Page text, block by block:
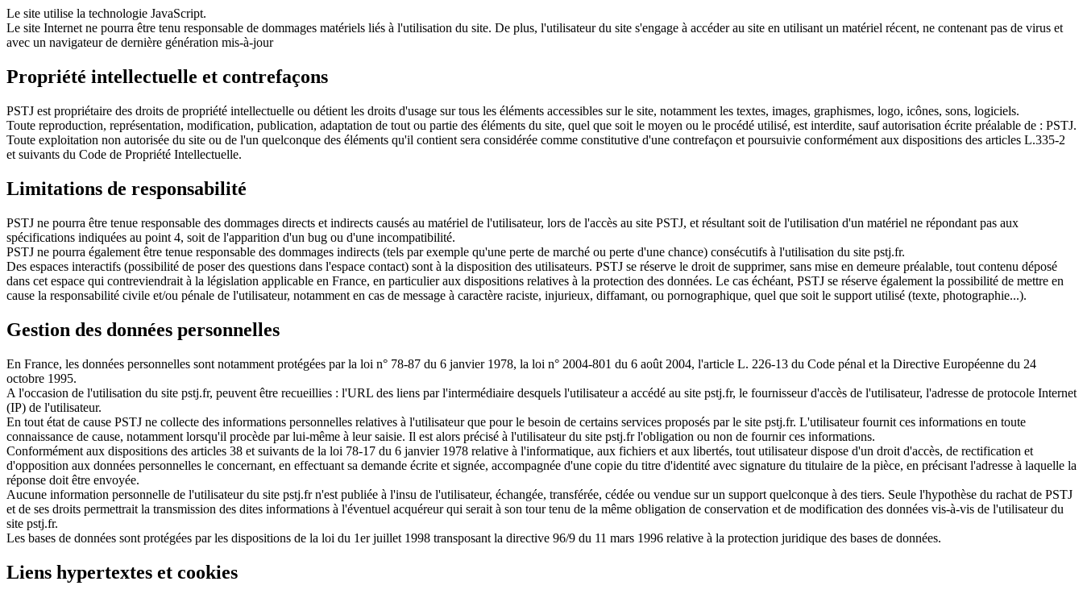
Le site utilise la technologie JavaScript.
Le site Internet ne pourra être tenu responsable de dommages matériels liés à l'utilisation du site. De plus, l'utilisateur du site s'engage à accéder au site en utilisant un matériel récent, ne contenant pas de virus et
avec un navigateur de dernière génération mis-à-jour
Propriété intellectuelle et contrefaçons
PSTJ est propriétaire des droits de propriété intellectuelle ou détient les droits d'usage sur tous les éléments accessibles sur le site, notamment les textes, images, graphismes, logo, icônes, sons, logiciels.
Toute reproduction, représentation, modification, publication, adaptation de tout ou partie des éléments du site, quel que soit le moyen ou le procédé utilisé, est interdite, sauf autorisation écrite préalable de : PSTJ.
Toute exploitation non autorisée du site ou de l'un quelconque des éléments qu'il contient sera considérée comme constitutive d'une contrefaçon et poursuivie conformément aux dispositions des articles L.335-2
et suivants du Code de Propriété Intellectuelle.
Limitations de responsabilité
PSTJ ne pourra être tenue responsable des dommages directs et indirects causés au matériel de l'utilisateur, lors de l'accès au site PSTJ, et résultant soit de l'utilisation d'un matériel ne répondant pas aux
spécifications indiquées au point 4, soit de l'apparition d'un bug ou d'une incompatibilité.
PSTJ ne pourra également être tenue responsable des dommages indirects (tels par exemple qu'une perte de marché ou perte d'une chance) consécutifs à l'utilisation du site pstj.fr.
Des espaces interactifs (possibilité de poser des questions dans l'espace contact) sont à la disposition des utilisateurs. PSTJ se réserve le droit de supprimer, sans mise en demeure préalable, tout contenu déposé
dans cet espace qui contreviendrait à la législation applicable en France, en particulier aux dispositions relatives à la protection des données. Le cas échéant, PSTJ se réserve également la possibilité de mettre en
cause la responsabilité civile et/ou pénale de l'utilisateur, notamment en cas de message à caractère raciste, injurieux, diffamant, ou pornographique, quel que soit le support utilisé (texte, photographie...).
Gestion des données personnelles
En France, les données personnelles sont notamment protégées par la loi n° 78-87 du 6 janvier 1978, la loi n° 2004-801 du 6 août 2004, l'article L. 226-13 du Code pénal et la Directive Européenne du 24
octobre 1995.
A l'occasion de l'utilisation du site pstj.fr, peuvent être recueillies : l'URL des liens par l'intermédiaire desquels l'utilisateur a accédé au site pstj.fr, le fournisseur d'accès de l'utilisateur, l'adresse de protocole Internet
(IP) de l'utilisateur.
En tout état de cause PSTJ ne collecte des informations personnelles relatives à l'utilisateur que pour le besoin de certains services proposés par le site pstj.fr. L'utilisateur fournit ces informations en toute
connaissance de cause, notamment lorsqu'il procède par lui-même à leur saisie. Il est alors précisé à l'utilisateur du site pstj.fr l'obligation ou non de fournir ces informations.
Conformément aux dispositions des articles 38 et suivants de la loi 78-17 du 6 janvier 1978 relative à l'informatique, aux fichiers et aux libertés, tout utilisateur dispose d'un droit d'accès, de rectification et
d'opposition aux données personnelles le concernant, en effectuant sa demande écrite et signée, accompagnée d'une copie du titre d'identité avec signature du titulaire de la pièce, en précisant l'adresse à laquelle la
réponse doit être envoyée.
Aucune information personnelle de l'utilisateur du site pstj.fr n'est publiée à l'insu de l'utilisateur, échangée, transférée, cédée ou vendue sur un support quelconque à des tiers. Seule l'hypothèse du rachat de PSTJ
et de ses droits permettrait la transmission des dites informations à l'éventuel acquéreur qui serait à son tour tenu de la même obligation de conservation et de modification des données vis-à-vis de l'utilisateur du
site pstj.fr.
Les bases de données sont protégées par les dispositions de la loi du 1er juillet 1998 transposant la directive 96/9 du 11 mars 1996 relative à la protection juridique des bases de données.
Liens hypertextes et cookies